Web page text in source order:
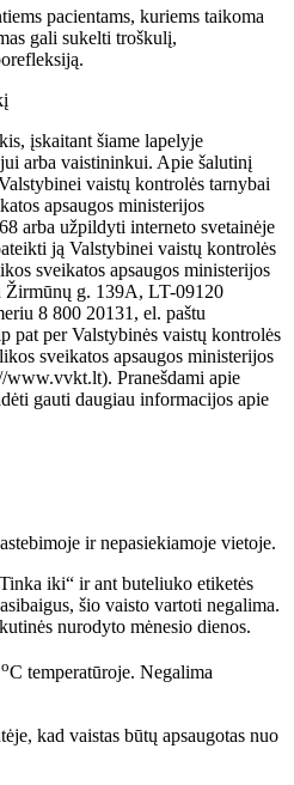
pacientams, kuriems taikoma
gali sukelti troškulį,
įskaitant šiame lapelyje
arba vaistininkui. Apie šalutinį
vaistų kontrolės tarnybai
apsaugos ministerijos
arba užpildyti interneto svetainėje
ją Valstybinei vaistų kontrolės
sveikatos apsaugos ministerijos
Žirmūnų g. 139A, LT-09120
8 800 20131, el. paštu
pat per Valstybinės vaistų kontrolės
sveikatos apsaugos ministerijos
www.vvkt.lt). Pranešdami apie
gauti daugiau informacijos apie
ir nepasiekiamoje vietoje.
iki“ ir ant buteliuko etiketės
šio vaisto vartoti negalima.
nurodyto mėnesio dienos.
oC temperatūroje. Negalima
kad vaistas būtų apsaugotas nuo